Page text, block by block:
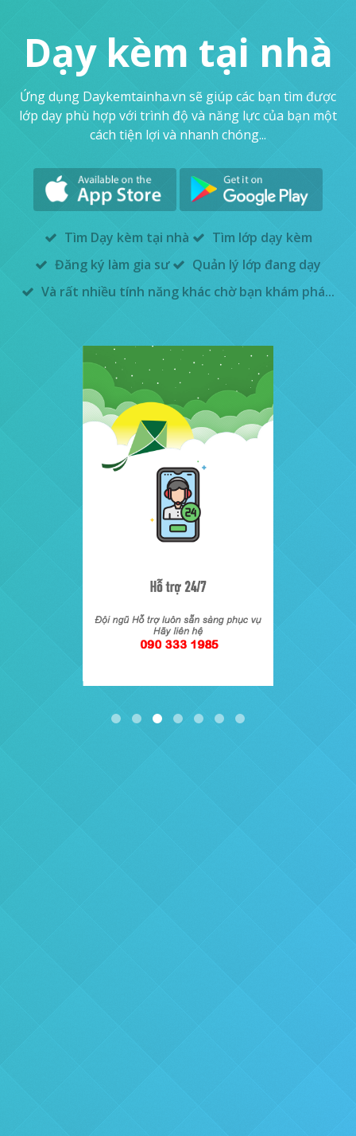
Dạy kèm tại nhà
Ứng dụng Daykemtainha.vn sẽ giúp các bạn tìm được
lớp dạy phù hợp với trình độ và năng lực của bạn một
cách tiện lợi và nhanh chóng...
Tìm Dạy kèm tại nhà
Tìm lớp dạy kèm
Đăng ký làm gia sư
Quản lý lớp đang dạy
Và rất nhiều tính năng khác chờ bạn khám phá...